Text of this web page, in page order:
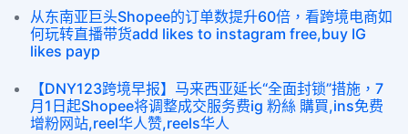
从东南亚巨头Shopee的订单数提升60倍，看跨境电商如
何玩转直播带货add likes to instagram free,buy IG
likes payp
【DNY123跨境早报】马来西亚延长“全面封锁”措施，7
月1日起Shopee将调整成交服务费ig 粉絲 購買,ins免费
增粉网站,reel华人赞,reels华人